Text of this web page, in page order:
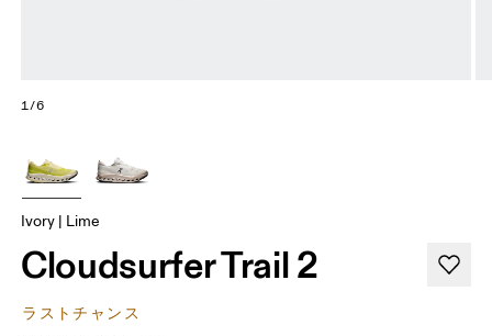
1/6
Ivory | Lime
Cloudsurfer Trail 2
ラストチャンス